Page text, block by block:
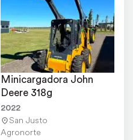
Minicargadora John
Deere 318g
2022
San Justo
Agronorte